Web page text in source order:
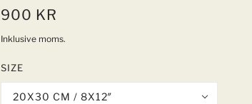
900 KR
Inklusive moms.
SIZE
20X30 CM / 8X12″